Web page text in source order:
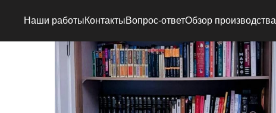
Наши работыКонтактыВопрос-ответОбзор производства